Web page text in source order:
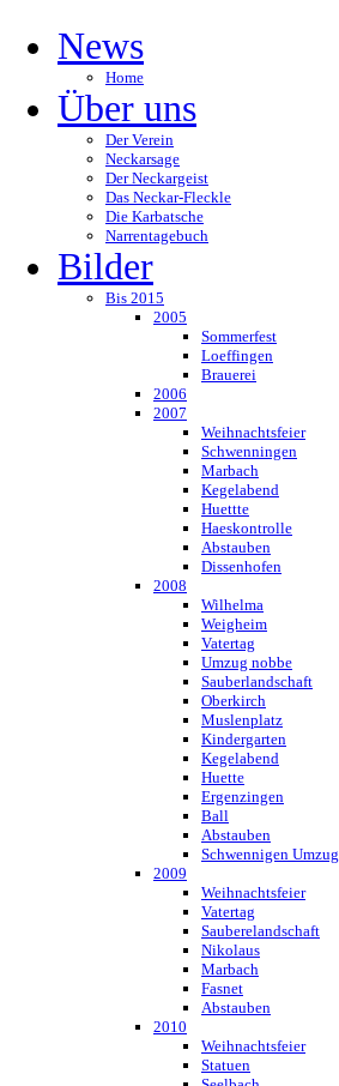
News
Home
Über uns
Der Verein
Neckarsage
Der Neckargeist
Das Neckar-Fleckle
Die Karbatsche
Narrentagebuch
Bilder
Bis 2015
2005
Sommerfest
Loeffingen
Brauerei
2006
2007
Weihnachtsfeier
Schwenningen
Marbach
Kegelabend
Huettte
Haeskontrolle
Abstauben
Dissenhofen
2008
Wilhelma
Weigheim
Vatertag
Umzug nobbe
Sauberlandschaft
Oberkirch
Muslenplatz
Kindergarten
Kegelabend
Huette
Ergenzingen
Ball
Abstauben
Schwennigen Umzug
2009
Weihnachtsfeier
Vatertag
Sauberelandschaft
Nikolaus
Marbach
Fasnet
Abstauben
2010
Weihnachtsfeier
Statuen